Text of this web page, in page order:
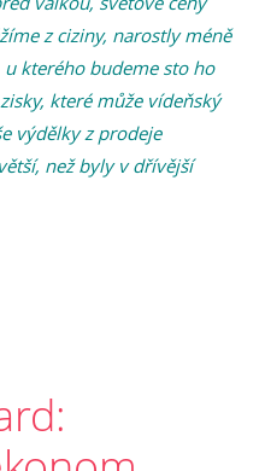
z ciziny, narostly méně
kterého budeme sto ho
které může vídeňský
výdělky z prodeje
než byly v dřívější